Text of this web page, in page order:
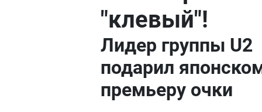
"клевый"!
Лидер группы U2
подарил
премьеру очки